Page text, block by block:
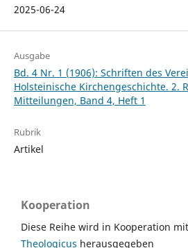
2025-06-24
Ausgabe
Bd. 4 Nr. 1 (1906): Schriften des
Holsteinische Kirchengeschichte. 2.
Mitteilungen, Band 4, Heft 1
Rubrik
Artikel
Kooperation
Diese Reihe wird in Kooperation
Theologicus herausgegeben